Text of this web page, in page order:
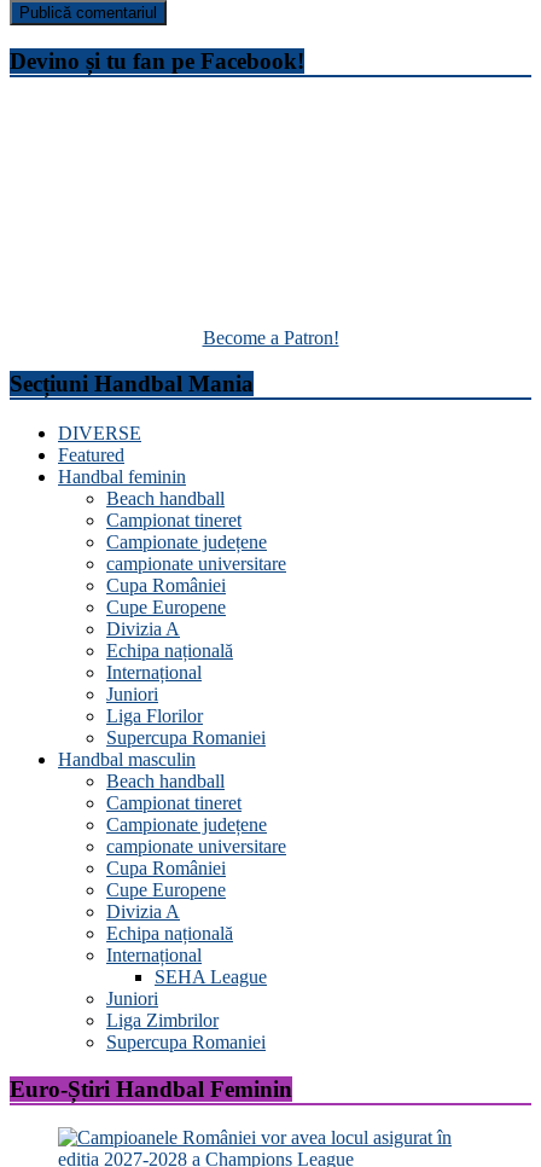
Devino și tu fan pe Facebook!
Become a Patron!
Secțiuni Handbal Mania
DIVERSE
Featured
Handbal feminin
Beach handball
Campionat tineret
Campionate județene
campionate universitare
Cupa României
Cupe Europene
Divizia A
Echipa națională
Internațional
Juniori
Liga Florilor
Supercupa Romaniei
Handbal masculin
Beach handball
Campionat tineret
Campionate județene
campionate universitare
Cupa României
Cupe Europene
Divizia A
Echipa națională
Internațional
SEHA League
Juniori
Liga Zimbrilor
Supercupa Romaniei
Euro-Știri Handbal Feminin